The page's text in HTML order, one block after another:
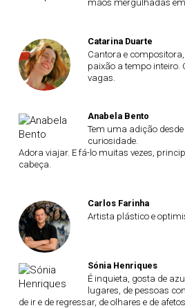
mãos mergulhadas
Catarina Duarte
Cantora e
paixão a tempo inteiro.
vagas.
Anabela Bento
Tem uma adição desde
curiosidade.
Adora viajar. E fá-lo muitas vezes,
cabeça.
Carlos Farinha
Artista plástico e
Sónia Henriques
É inquieta, gosta de
lugares, de pessoas
de ir e de regressar, de olhares e de afetos.